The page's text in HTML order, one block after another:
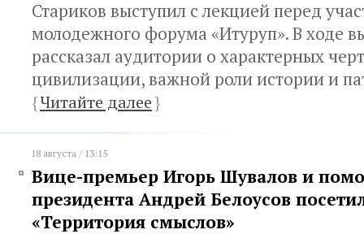
Стариков выступил с лекцией перед
молодежного форума «Итуруп». В ходе
рассказал аудитории о характерных
цивилизации, важной роли истории и
{Читайте далее}
18 августа / 13:15
Вице-премьер Игорь Шувалов и
президента Андрей Белоусов
«Территория смыслов»